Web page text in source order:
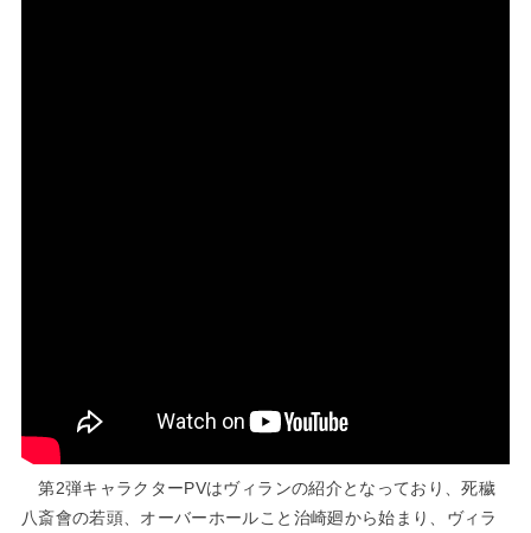
第2弾キャラクターPVはヴィランの紹介となっており、死穢
八斎會の若頭、オーバーホールこと治崎廻から始まり、ヴィラ